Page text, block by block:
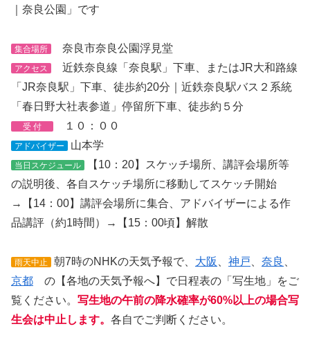
｜奈良公園」です
集合場所 奈良市奈良公園浮見堂
アクセス
近鉄奈良線「奈良駅」下車、またはJR大和路線
「JR奈良駅」下車、徒歩約20分｜近鉄奈良駅バス２系統
「春日野大社表参道」停留所下車、徒歩約５分
受 付 １０：００
アドバイザー 山本学
当日スケジュール
【10：20】スケッチ場所、講評会場所等
の説明後、各自スケッチ場所に移動してスケッチ開始
→【14：00】講評会場所に集合、アドバイザーによる作
品講評（約1時間）→【15：00頃】解散
雨天中止 朝7時のNHKの天気予報で、 大阪 神戸 奈良
京都 の【各地の天気予報へ】で日程表の「写生地」をご
覧ください。 写生地の午前の降水確率が60%以上の場合写
生会は中止します。 各自でご判断ください。